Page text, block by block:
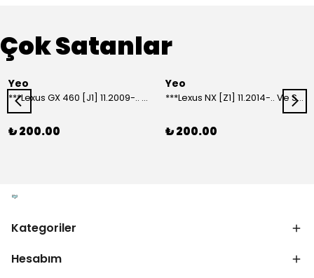
Çok Satanlar
Yeo
***Lexus GX 460 [J1] 11.2009-.. Ve Sonrası Model Yılları İçin Uyumlu Yeo Arka Silecek
₺ 200.00
Yeo
***Lexus NX [Z1] 11.2014-.. Ve Sonrası Model Yılları İçin Uyumlu Yeo Arka Silecek
₺ 200.00
Kategoriler
Hesabım